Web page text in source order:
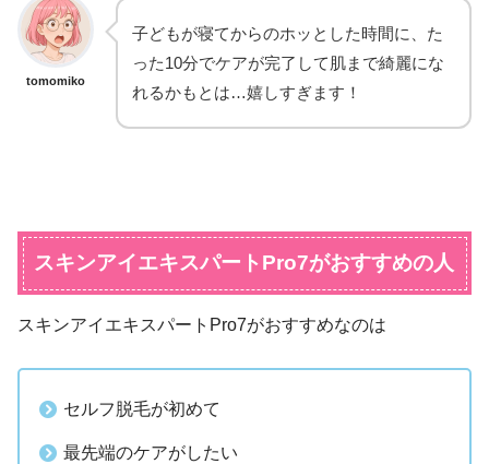
tomomiko
子どもが寝てからのホッとした時間に、た
った10分でケアが完了して肌まで綺麗にな
れるかもとは…嬉しすぎます！
スキンアイエキスパートPro7がおすすめの人
スキンアイエキスパートPro7がおすすめなのは
セルフ脱毛が初めて
最先端のケアがしたい